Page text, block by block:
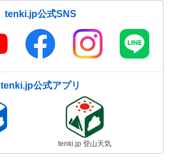
tenki.jp公式SNS
tenki.jp公式アプリ
tenki.jp 登山天気